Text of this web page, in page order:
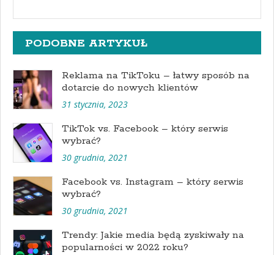
PODOBNE ARTYKUŁ
Reklama na TikToku – łatwy sposób na
dotarcie do nowych klientów
31 stycznia, 2023
TikTok vs. Facebook – który serwis
wybrać?
30 grudnia, 2021
Facebook vs. Instagram – który serwis
wybrać?
30 grudnia, 2021
Trendy: Jakie media będą zyskiwały na
popularności w 2022 roku?